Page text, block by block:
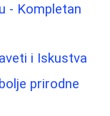
- Kompletan
i Iskustva
prirodne